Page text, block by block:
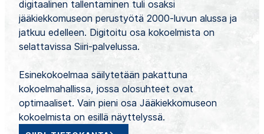
digitaalinen tallentaminen tuli osaksi
jääkiekkomuseon perustyötä 2000-luvun alussa ja
jatkuu edelleen. Digitoitu osa kokoelmista on
selattavissa Siiri-palvelussa.
Esinekokoelmaa säilytetään pakattuna
kokoelmahallissa, jossa olosuhteet ovat
optimaaliset. Vain pieni osa Jääkiekkomuseon
kokoelmista on esillä näyttelyssä.